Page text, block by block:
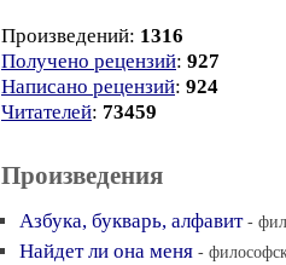
Произведений: 1316
Получено рецензий: 927
Написано рецензий: 924
Читателей: 73459
Произведения
Азбука, букварь, алфавит -
Найдет ли она меня -